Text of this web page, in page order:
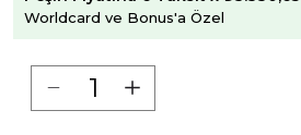
Worldcard ve Bonus'a Özel